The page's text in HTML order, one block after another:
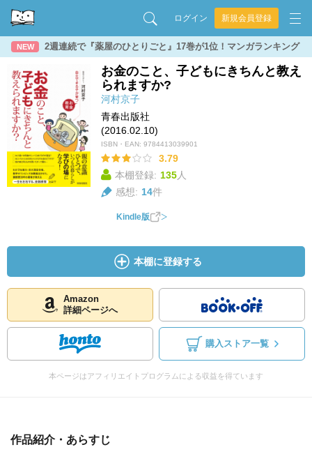
ログイン 新規会員登録
NEW 2週連続で『薬屋のひとりごと』17巻が1位！マンガランキング
お金のこと、子どもにきちんと教え
られますか?
河村京子
青春出版社
(2016.02.10)
ISBN・EAN: 9784413039901
3.79
本棚登録: 135人
感想: 14件
Kindle版
本棚に登録する
Amazon
詳細ページへ
購入ストア一覧
本ページはアフィリエイトプログラムによる収益を得ています
作品紹介・あらすじ